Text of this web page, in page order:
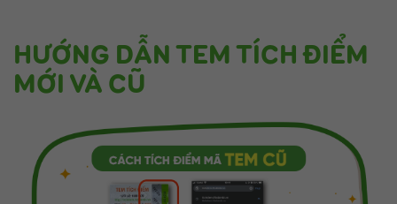
HƯỚNG DẪN TEM TÍCH ĐIỂM
MỚI VÀ CŨ